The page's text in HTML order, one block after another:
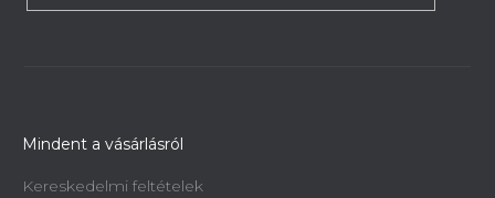
Mindent a vásárlásról
Kereskedelmi feltételek